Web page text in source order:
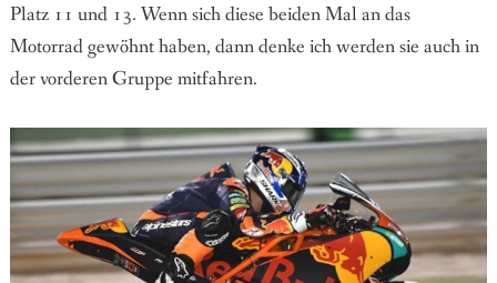
Platz 11 und 13. Wenn sich diese beiden Mal an das
Motorrad gewöhnt haben, dann denke ich werden sie auch in
der vorderen Gruppe mitfahren.